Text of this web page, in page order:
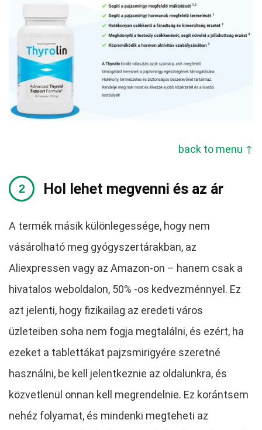
back to menu ↑
Hol lehet megvenni és az ár
A termék másik különlegessége, hogy nem
vásárolható meg gyógyszertárakban, az
Aliexpressen vagy az Amazon-on – hanem csak a
hivatalos weboldalon, 50% -os kedvezménnyel. Ez
azt jelenti, hogy fizikailag az eredeti város
üzleteiben soha nem fogja megtalálni, és ezért, ha
ezeket a tablettákat pajzsmirigyére szeretné
használni, be kell jelentkeznie az oldalunkra, és
közvetlenül onnan kell megrendelnie. Ez korántsem
nehéz folyamat, és mindenki megteheti az